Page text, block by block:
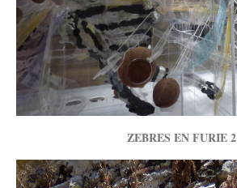
ZEBRES EN FURIE 2